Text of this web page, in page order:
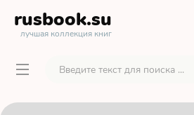
rusbook.su
лучшая коллекция книг